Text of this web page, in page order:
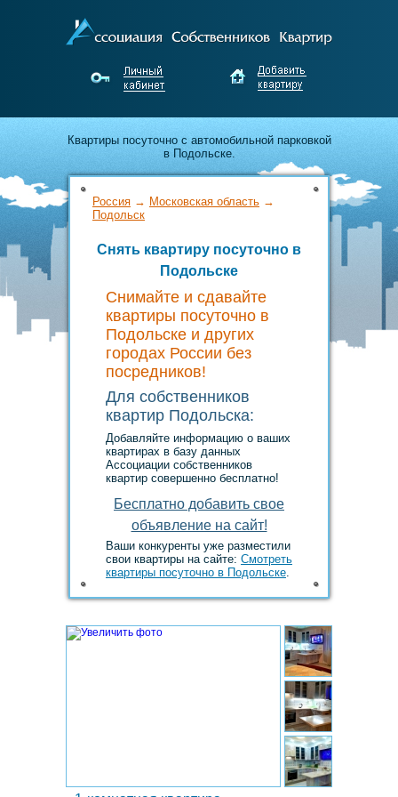
Квартиры посуточно с автомобильной парковкой
в Подольске.
Лучшие предложения по аренде от
собственников Подольска.
Недорого снимайте и выгодно сдавайте жильё
без посредников!
Россия → Московская область →
Подольск
Снять квартиру посуточно в
Подольске
Снимайте и сдавайте
квартиры посуточно в
Подольске и других
городах России без
посредников!
Для собственников
квартир Подольска:
Добавляйте информацию о ваших
квартирах в базу данных
Ассоциации собственников
квартир совершенно бесплатно!
Ваши конкуренты уже разместили
свои квартиры на сайте: Смотреть
квартиры посуточно в Подольске.